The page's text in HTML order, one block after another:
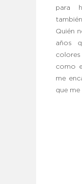
para
Quién
años
como
me
que me